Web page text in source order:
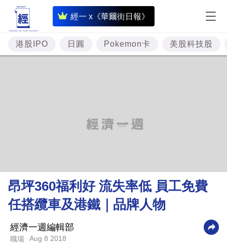
經一 x《華爾街日報》
即
時
財
經
理
財
商
業
科
港股IPO 日圓 Pokemon卡 美股科技股
昂坪360福利好 流失率低 員工免費
任搭纜車及港鐵｜品牌人物
經濟一週編輯部
職場 Aug 8 2018